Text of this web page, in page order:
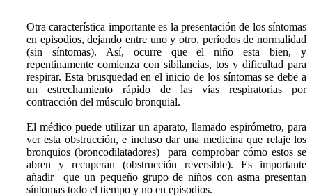
Otra característica importante es la presentación de los síntomas
en episodios, dejando entre uno y otro, períodos de normalidad
(sin síntomas). Así, ocurre que el niño esta bien, y
repentinamente comienza con sibilancias, tos y dificultad para
respirar. Esta brusquedad en el inicio de los síntomas se debe a
un estrechamiento rápido de las vías respiratorias por
contracción del músculo bronquial.
El médico puede utilizar un aparato, llamado espirómetro, para
ver esta obstrucción, e incluso dar una medicina que relaje los
bronquios (broncodilatadores) para comprobar cómo estos se
abren y recuperan (obstrucción reversible). Es importante
añadir que un pequeño grupo de niños con asma presentan
síntomas todo el tiempo y no en episodios.